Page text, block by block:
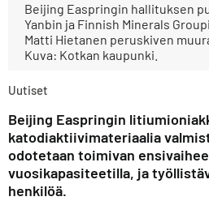
Beijing Easpringin hallituksen
Yanbin ja Finnish Minerals
Matti Hietanen peruskiven
Kuva: Kotkan kaupunki.
Uutiset
Beijing Easpringin
katodiaktiivimateriaalia
odotetaan toimivan
vuosikapasiteetilla, ja
henkilöä.